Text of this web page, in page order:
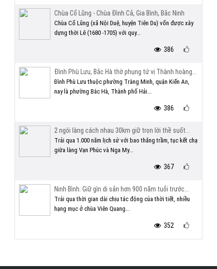
Chùa Cổ Lũng - Chùa Đình Cả, Gia Bình, Bắc Ninh
Chùa Cổ Lũng (xã Nội Duệ, huyện Tiên Du) vốn được xây
dựng thời Lê (1680 -1705) với quy...
386
Đình Phù Lưu, Bắc Hà thờ phụng tứ vị Thành hoàng...
Đình Phù Lưu thuộc phường Tràng Minh, quận Kiến An,
nay là phường Bắc Hà, Thành phố Hải...
386
2 ngôi làng cách nhau 30km giữ trọn lời thề suốt...
Trải qua 1.000 năm lịch sử với bao thăng trầm, tục kết chạ
giữa làng Vạn Phúc và Nga My...
367
Ninh Bình: Giữ gìn di sản hơn 900 năm tuổi trước...
Trải qua thời gian dài chịu tác động của thời tiết, nhiều
hạng mục ở chùa Viên Quang...
352